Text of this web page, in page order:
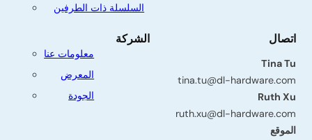
السلسلة ذات الطرفين
الشركة
معلومات عنا
المعرض
الجودة
اتصال
Tina Tu
tina.tu@dl-hardware.com
Ruth Xu
ruth.xu@dl-hardware.com
الموقع